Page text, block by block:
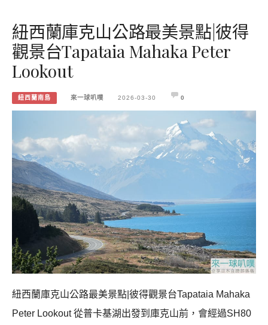
紐西蘭庫克山公路最美景點|彼得
觀景台Tapataia Mahaka Peter
Lookout
紐西蘭南島 來一球叭噗 2026-03-30 0
紐西蘭庫克山公路最美景點|彼得觀景台Tapataia Mahaka
Peter Lookout 從普卡基湖出發到庫克山前，會經過SH80